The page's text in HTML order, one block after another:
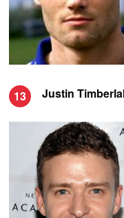
13 Justin